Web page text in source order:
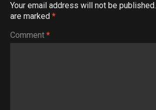
Your email address will not be published.
are marked *
Comment *